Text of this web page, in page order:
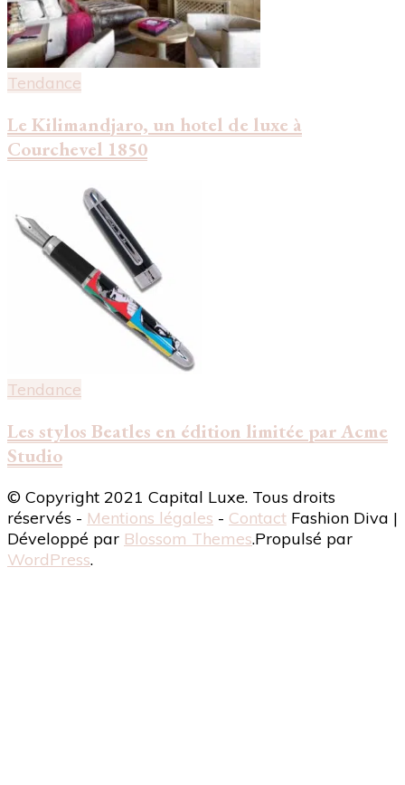
Tendance
Le Kilimandjaro, un hotel de luxe à
Courchevel 1850
Tendance
Les stylos Beatles en édition limitée par Acme
Studio
© Copyright 2021 Capital Luxe. Tous droits
réservés - Mentions légales - Contact Fashion Diva |
Développé par Blossom Themes.Propulsé par
WordPress.